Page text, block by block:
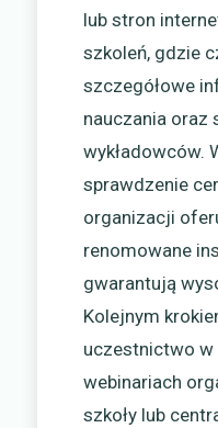
lub stron
szkoleń, gdzie
szczegółowe
nauczania oraz
wykładowców.
sprawdzenie
organizacji
renomowane
gwarantują
Kolejnym
uczestnictwo w
webinariach
szkoły lub